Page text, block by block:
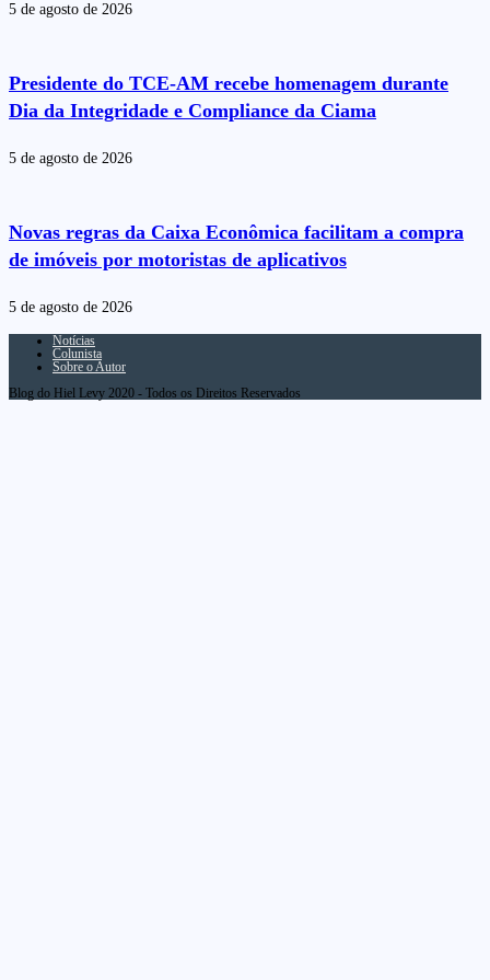
5 de agosto de 2026
Presidente do TCE-AM recebe homenagem durante
Dia da Integridade e Compliance da Ciama
5 de agosto de 2026
Novas regras da Caixa Econômica facilitam a compra
de imóveis por motoristas de aplicativos
5 de agosto de 2026
Notícias
Colunista
Sobre o Autor
Blog do Hiel Levy 2020 - Todos os Direitos Reservados